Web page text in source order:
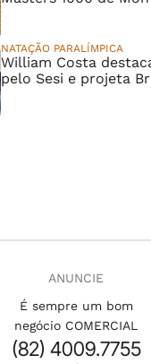
NATAÇÃO PARALÍMPICA
William Costa
pelo Sesi e projeta
ANUNCIE
É sempre um bom
negócio COMERCIAL
(82) 4009.7755